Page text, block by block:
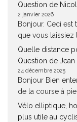
Question de
2 janvier 2026
Bonjour. Ceci est
que vous laissiez
Quelle distance
Question de
24 décembre 2025
Bonjour Bien
de la course à
Vélo elliptique,
plus utile au